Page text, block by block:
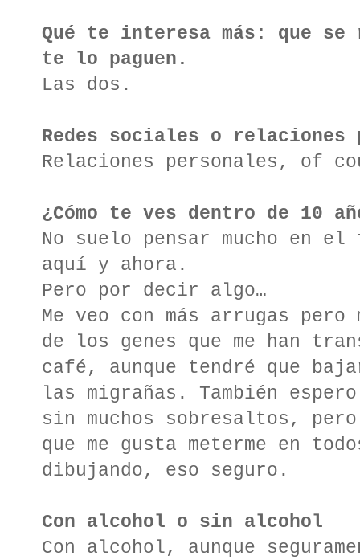
Qué te interesa más: que
te lo paguen.
Las dos.
Redes sociales o relaciones
Relaciones personales, of
¿Cómo te ves dentro de 10
No suelo pensar mucho
aquí y ahora.
Pero por decir algo…
Me veo con más arrugas pero
de los genes que me han
café, aunque tendré que
las migrañas. También
sin muchos sobresaltos,
que me gusta meterme en
dibujando, eso seguro.
Con alcohol o sin alcohol
Con alcohol, aunque